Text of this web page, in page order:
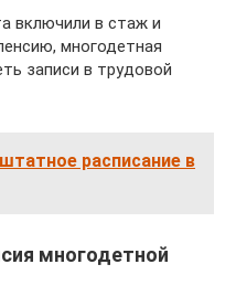
включили в стаж и
многодетная
записи в трудовой
расписание в
многодетной